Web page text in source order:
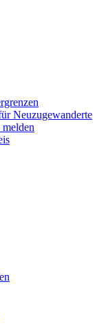
Neuzugewanderte